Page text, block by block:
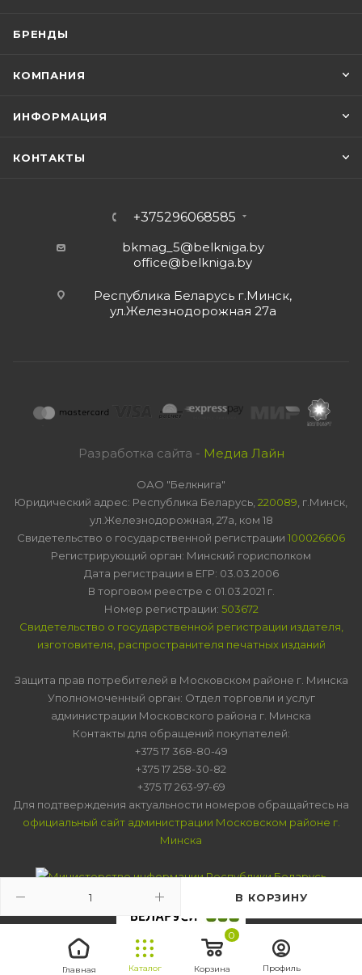
В КОРЗИНУ
Главная Каталог Корзина
0
Профиль
БРЕНДЫ
КОМПАНИЯ
ИНФОРМАЦИЯ
КОНТАКТЫ
+375296068585
bkmag_5@belkniga.by
office@belkniga.by
Республика Беларусь г.Минск,
ул.Железнодорожная 27а
Разработка сайта - Медиа Лайн
ОАО "Белкнига"
Юридический адрес: Республика Беларусь, 220089 , г.Минск,
ул.Железнодорожная, 27а, ком 18
Свидетельство о государственной регистрации 100026606
Регистрирующий орган: Минский горисполком
Дата регистрации в ЕГР: 03.03.2006
В торговом реестре с 01.03.2021 г.
Номер регистрации: 503672
Свидетельство о государственной регистрации издателя,
изготовителя, распространителя печатных изданий
Защита прав потребителей в Московском районе г. Минска
Уполномоченный орган: Отдел торговли и услуг
администрации Московского района г. Минска
Контакты для обращений покупателей:
+375 17 368-80-49
+375 17 258-30-82
+375 17 263-97-69
Для подтверждения актуальности номеров обращайтесь на
официальный сайт администрации Московском районе г.
Минска